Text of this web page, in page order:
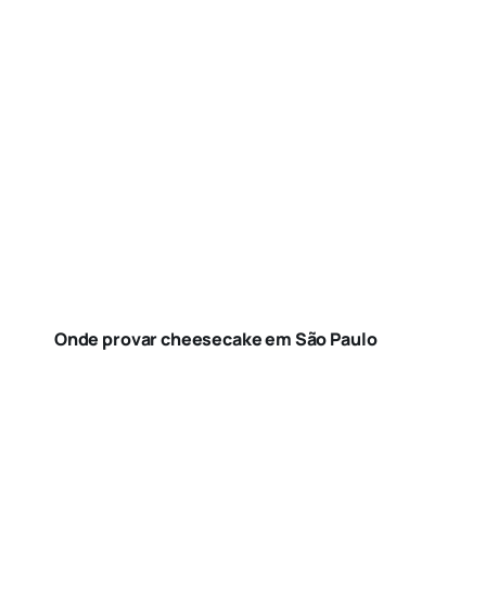
Onde provar cheesecake em São Paulo